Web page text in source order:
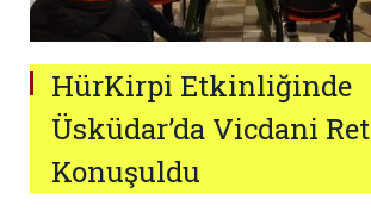
HürKirpi Etkinliğinde
Üsküdar’da Vicdani Ret
Konuşuldu